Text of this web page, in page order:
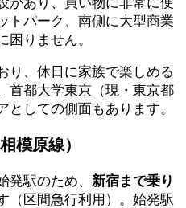
トパーク、南側に大型商業
困りません。
り、休日に家族で楽しめる
首都大学東京（現・東京都
しての側面もあります。
模原線）
発駅のため、 新宿まで乗り
（区間急行利用）。始発駅